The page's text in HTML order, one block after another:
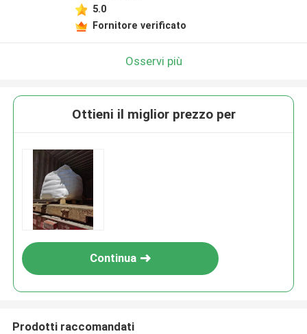
5.0
Fornitore verificato
Osservi più
Ottieni il miglior prezzo per
Continua
Prodotti raccomandati